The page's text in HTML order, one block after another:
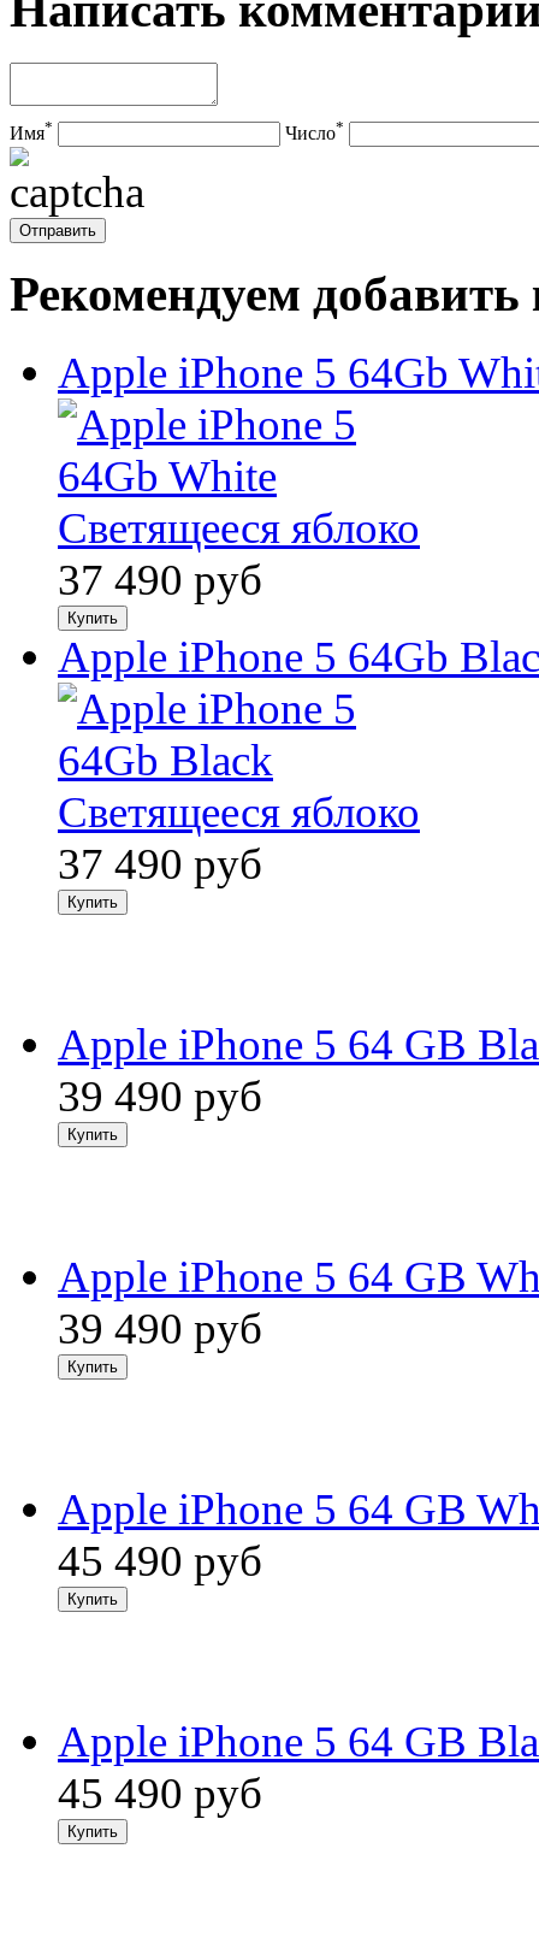
Имя* Число*
Рекомендуем
Apple iPhone 5 64Gb
37 490 руб
Apple iPhone 5 64Gb
37 490 руб
Apple iPhone 5 64 GB
39 490 руб
Apple iPhone 5 64 GB
39 490 руб
Apple iPhone 5 64 GB
45 490 руб
Apple iPhone 5 64 GB
45 490 руб